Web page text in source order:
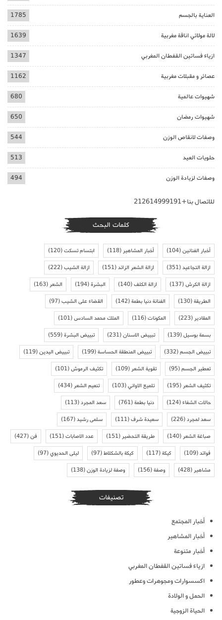
العناية بالجسم 1785
لالة مولاتي اناقة مغربية 1639
ازياء فساتين القفطان المغربي 1347
عصائر و مقبلات مغربية 1162
شهيوات عالمية 680
شهيوات رمضان 650
وصفات لانقاص الوزن 544
حلويات العيد 513
وصفات لزيادة الوزن 494
للاتصال بنا+212614999191
كلمات البحث
أخبار الفنانين(104) أخبار المشاهير(118) ابتسام تسكت(120)
ازالة التجاعيد(351) ازالة الشعر الزائد(151) ازالة الشيب(222)
ازالة الكرش(137) ازالة الكلف(140) البشرة(194) الشعر(163)
الطريقة(130) الفنانة دنيا بطمة(142) القضاء على الشيب(97)
المقادير(223) المكونات(116) الملك محمد السادس(101)
بسمة بوسيل(139) تبييض الاسنان(231) تبييض البشرة(559)
تبييض الجسم(332) تبييض المنطقة الحساسة(199) تبييض اليدين(119)
تعطير الجسم(95) تقوية الشعر(109) تكثيف الرموش(101)
تكثيف الشعر(195) تلميع الاواني(103) تنعيم الشعر(434)
حالات الشفاء(124) دنيا بطمة(761) سعد المجرد(113)
سعد لمجرد(226) سعيدة شرف(111) سلمى رشيد(167)
صباغة الشعر(140) طريقة التحضير(151) عدد الاصابات(151) فن(427)
فوائد(109) كيكة(117) كيكة بالشكلاط(97) ليلى الحديوي(97)
مشاهير(428) وصفة(156) وصفة لزيادة الوزن(138)
تصنيفات
أخبار المجتمع
أخبار المشاهير
أخبار متنوعة
ازياء فساتين القفطان المغربي
اكسسوارات ومجوهرات وعطور
الحمل و الولادة
الحياة الزوجية